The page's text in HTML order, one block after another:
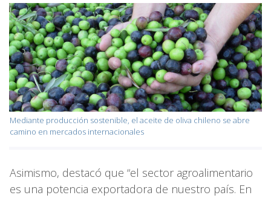
Mediante producción sostenible, el aceite de oliva chileno se abre
camino en mercados internacionales
Asimismo, destacó que “el sector agroalimentario
es una potencia exportadora de nuestro país. En